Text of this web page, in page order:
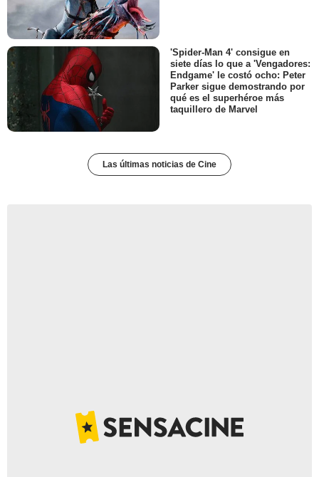
'Spider-Man 4' consigue en
siete días lo que a 'Vengadores:
Endgame' le costó ocho: Peter
Parker sigue demostrando por
qué es el superhéroe más
taquillero de Marvel
Las últimas noticias de Cine